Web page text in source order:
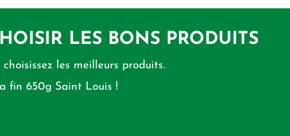
LES BONS PRODUITS
les meilleurs produits.
fin 650g Saint Louis !